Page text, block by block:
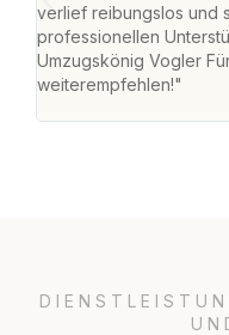
verlief reibungslos und
professionellen
Umzugskönig Vogler
weiterempfehlen!"